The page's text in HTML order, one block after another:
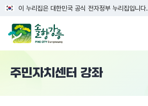
이 누리집은 대한민국 공식 전자정부 누리집입니다.
주민자치센터 강좌